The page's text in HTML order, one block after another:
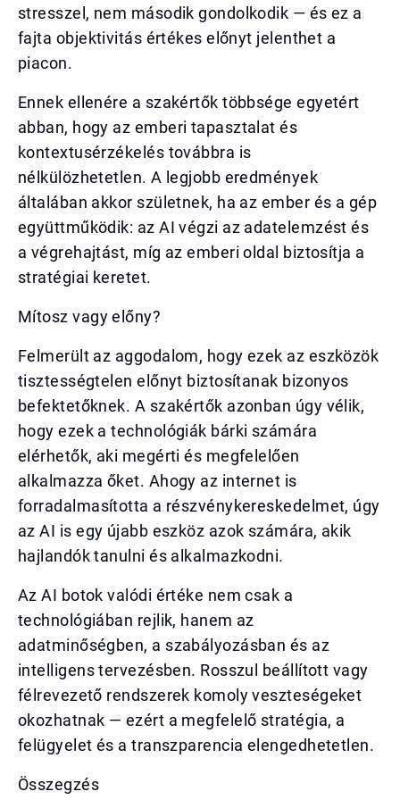
stresszel, nem második gondolkodik — és ez a
fajta objektivitás értékes előnyt jelenthet a
piacon.
Ennek ellenére a szakértők többsége egyetért
abban, hogy az emberi tapasztalat és
kontextusérzékelés továbbra is
nélkülözhetetlen. A legjobb eredmények
általában akkor születnek, ha az ember és a gép
együttműködik: az AI végzi az adatelemzést és
a végrehajtást, míg az emberi oldal biztosítja a
stratégiai keretet.
Mítosz vagy előny?
Felmerült az aggodalom, hogy ezek az eszközök
tisztességtelen előnyt biztosítanak bizonyos
befektetőknek. A szakértők azonban úgy vélik,
hogy ezek a technológiák bárki számára
elérhetők, aki megérti és megfelelően
alkalmazza őket. Ahogy az internet is
forradalmasította a részvénykereskedelmet, úgy
az AI is egy újabb eszköz azok számára, akik
hajlandók tanulni és alkalmazkodni.
Az AI botok valódi értéke nem csak a
technológiában rejlik, hanem az
adatminőségben, a szabályozásban és az
intelligens tervezésben. Rosszul beállított vagy
félrevezető rendszerek komoly veszteségeket
okozhatnak — ezért a megfelelő stratégia, a
felügyelet és a transzparencia elengedhetetlen.
Összegzés